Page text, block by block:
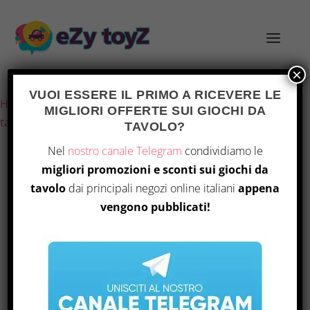
Home /Giochi e giocattoli/Giochi di società/Giochi da
tavolo
/ Asmodee – Unlock! Secret Adventures
OFFERTA
VUOI ESSERE IL PRIMO A RICEVERE LE
MIGLIORI OFFERTE SUI GIOCHI DA
TAVOLO?
Nel nostro canale Telegram condividiamo le
migliori promozioni e sconti sui giochi da
tavolo dai principali negozi online italiani appena
vengono pubblicati!
×